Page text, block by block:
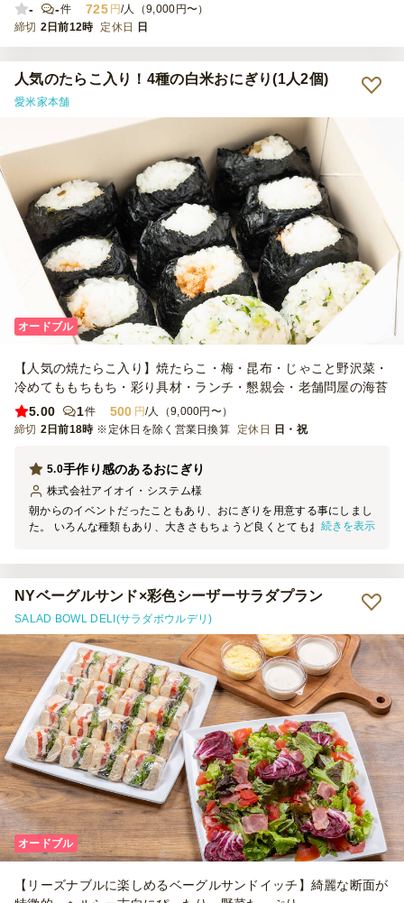
-
-件 725 円/人（9,000円〜）
締切 2日前12時 定休日 日
人気のたらこ入り！4種の白米おにぎり(1人2個)
愛米家本舗
オードブル
【人気の焼たらこ入り】焼たらこ・梅・昆布・じゃこと野沢菜・
冷めてももちもち・彩り具材・ランチ・懇親会・老舗問屋の海苔
5.00
1件 500 円/人（9,000円〜）
締切 2日前18時 ※定休日を除く営業日換算 定休日 日・祝
手作り感のあるおにぎり
5.0
株式会社アイオイ・システム様
朝からのイベントだったこともあり、おにぎりを用意する事にしまし
た。 いろんな種類もあり、大きさもちょうど良くとてもおいしかっ
続きを表示
NYベーグルサンド×彩色シーザーサラダプラン
SALAD BOWL DELI(サラダボウルデリ)
オードブル
【リーズナブルに楽しめるベーグルサンドイッチ】綺麗な断面が